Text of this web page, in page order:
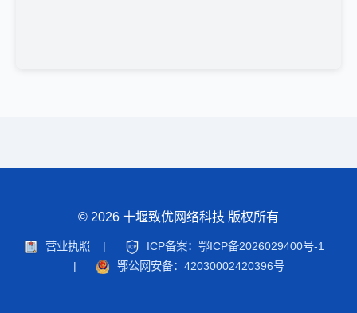
© 2026 十堰致优网络科技 版权所有
营业执照 |
ICP备案：鄂ICP备2026029400号-1
|
鄂公网安备：42030002420396号